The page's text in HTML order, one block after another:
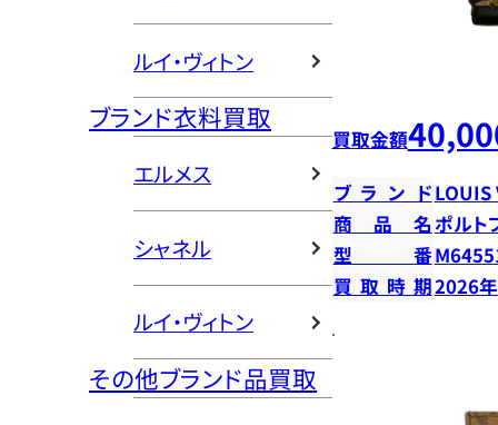
ルイ・ヴィトン
ブランド衣料買取
エルメス
シャネル
ルイ・ヴィトン
その他ブランド品買取
買取金額
ブランドLOUIS
商品名ポルト
型番
買取時期2026